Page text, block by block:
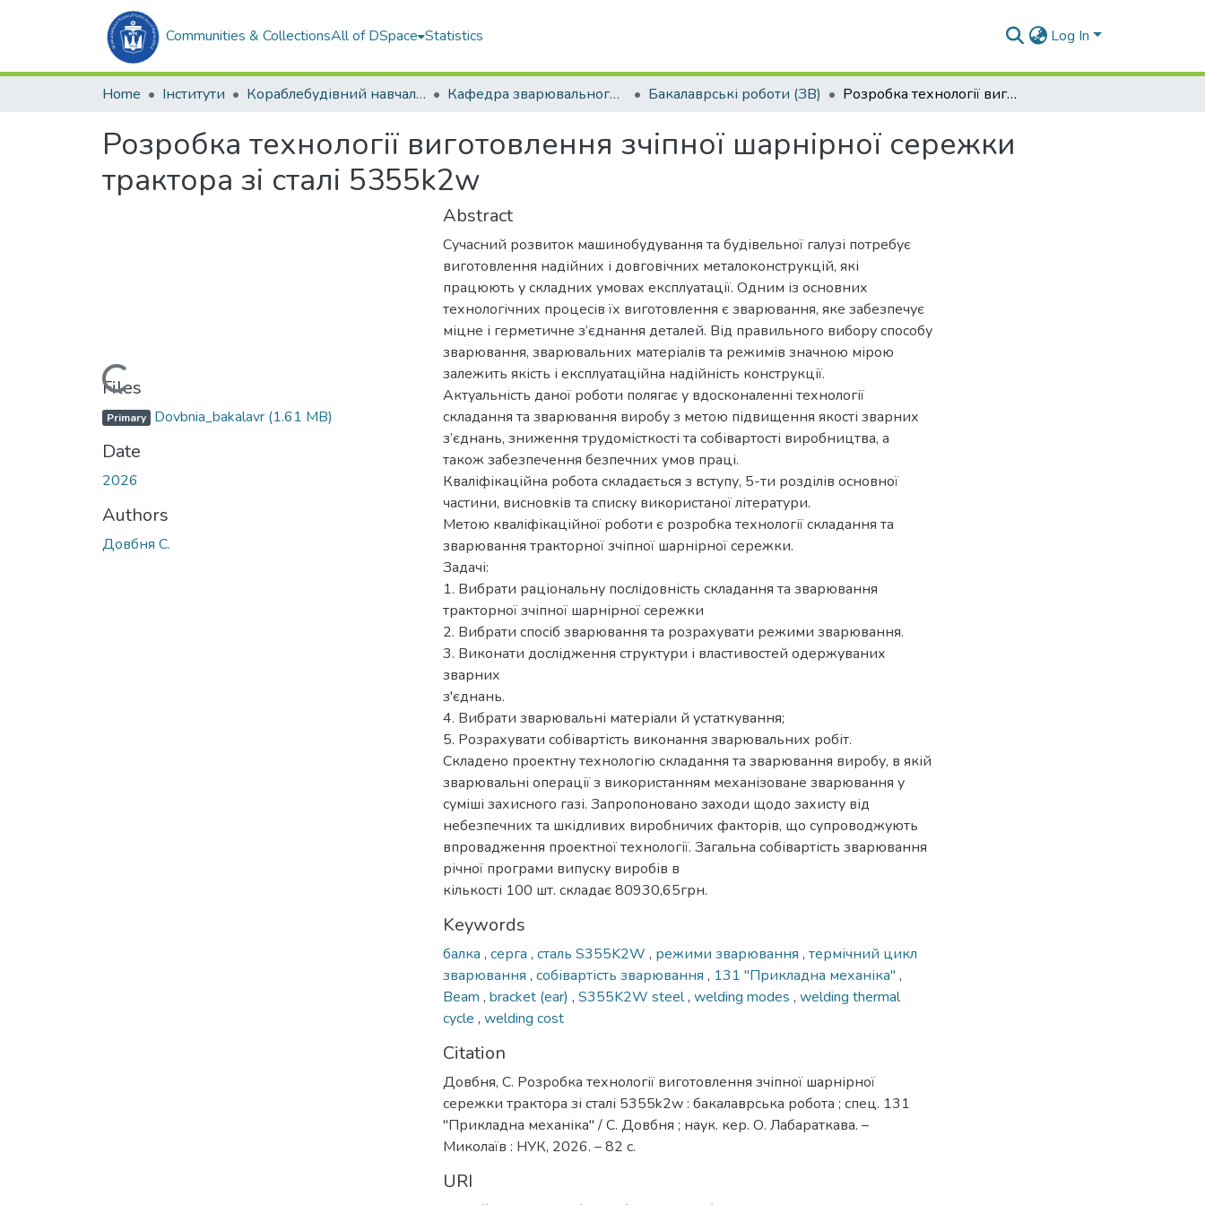
Communities & CollectionsAll of DSpace Statistics Log In
Home Інститути Кораблебудівний навчально-науковий інститут (КННІ) Кафедра зварювального виробництва (ЗВ) Бакалаврські роботи (ЗВ) Розробка технології виготовлення зчіпної шарнірної сережки трактора зі сталі 5355k2w
Розробка технології виготовлення зчіпної шарнірної сережки
трактора зі сталі 5355k2w
Loading...
Files
Primary Dovbnia_bakalavr (1.61 MB)
Date
2026
Authors
Довбня С.
Abstract
Сучасний розвиток машинобудування та будівельної галузі потребує
виготовлення надійних і довговічних металоконструкцій, які
працюють у складних умовах експлуатації. Одним із основних
технологічних процесів їх виготовлення є зварювання, яке забезпечує
міцне і герметичне з’єднання деталей. Від правильного вибору способу
зварювання, зварювальних матеріалів та режимів значною мірою
залежить якість і експлуатаційна надійність конструкції.
Актуальність даної роботи полягає у вдосконаленні технології
складання та зварювання виробу з метою підвищення якості зварних
з’єднань, зниження трудомісткості та собівартості виробництва, а
також забезпечення безпечних умов праці.
Кваліфікаційна робота складається з вступу, 5-ти розділів основної
частини, висновків та списку використаної літератури.
Метою кваліфікаційної роботи є розробка технології складання та
зварювання тракторної зчіпної шарнірної сережки.
Задачі:
1. Вибрати раціональну послідовність складання та зварювання
тракторної зчіпної шарнірної сережки
2. Вибрати спосіб зварювання та розрахувати режими зварювання.
3. Виконати дослідження структури і властивостей одержуваних
зварних
з'єднань.
4. Вибрати зварювальні матеріали й устаткування;
5. Розрахувати собівартість виконання зварювальних робіт.
Складено проектну технологію складання та зварювання виробу, в якій
зварювальні операції з використанням механізоване зварювання у
суміші захисного газі. Запропоновано заходи щодо захисту від
небезпечних та шкідливих виробничих факторів, що супроводжують
впровадження проектної технології. Загальна собівартість зварювання
річної програми випуску виробів в
кількості 100 шт. складає 80930,65грн.
Keywords
балка , серга , сталь S355K2W , режими зварювання , термічний цикл
зварювання , собівартість зварювання , 131 ''Прикладна механіка'' ,
Beam , bracket (ear) , S355K2W steel, welding modes , welding thermal
cycle , welding cost
Citation
Довбня, С. Розробка технології виготовлення зчіпної шарнірної
сережки трактора зі сталі 5355k2w : бакалаврська робота ; спец. 131
''Прикладна механіка'' / С. Довбня ; наук. кер. О. Лабараткава. –
Миколаїв : НУК, 2026. – 82 с.
URI